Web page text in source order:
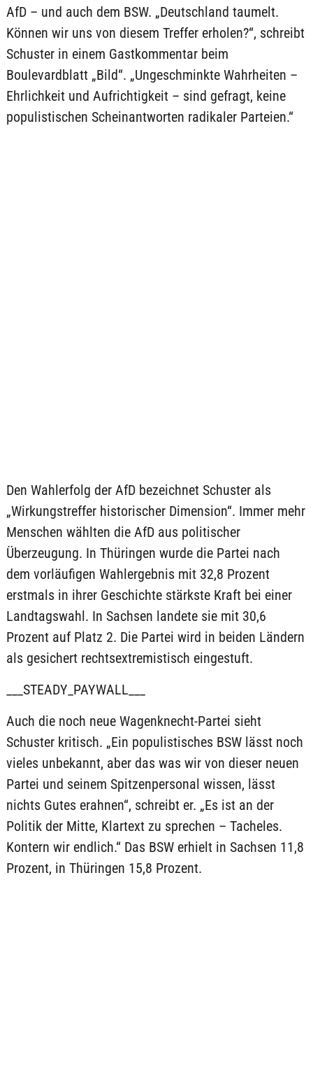
AfD – und auch dem BSW. „Deutschland taumelt.
Können wir uns von diesem Treffer erholen?“, schreibt
Schuster in einem Gastkommentar beim
Boulevardblatt „Bild“. „Ungeschminkte Wahrheiten –
Ehrlichkeit und Aufrichtigkeit – sind gefragt, keine
populistischen Scheinantworten radikaler Parteien.“
Den Wahlerfolg der AfD bezeichnet Schuster als
„Wirkungstreffer historischer Dimension“. Immer mehr
Menschen wählten die AfD aus politischer
Überzeugung. In Thüringen wurde die Partei nach
dem vorläufigen Wahlergebnis mit 32,8 Prozent
erstmals in ihrer Geschichte stärkste Kraft bei einer
Landtagswahl. In Sachsen landete sie mit 30,6
Prozent auf Platz 2. Die Partei wird in beiden Ländern
als gesichert rechtsextremistisch eingestuft.
___STEADY_PAYWALL___
Auch die noch neue Wagenknecht-Partei sieht
Schuster kritisch. „Ein populistisches BSW lässt noch
vieles unbekannt, aber das was wir von dieser neuen
Partei und seinem Spitzenpersonal wissen, lässt
nichts Gutes erahnen“, schreibt er. „Es ist an der
Politik der Mitte, Klartext zu sprechen – Tacheles.
Kontern wir endlich.“ Das BSW erhielt in Sachsen 11,8
Prozent, in Thüringen 15,8 Prozent.